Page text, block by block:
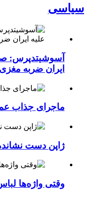
سیاسی
آسوشیتدپرس:
ایران ضربه
ماجرای جذاب
ژاپن دست
وقتی واژه‌ها